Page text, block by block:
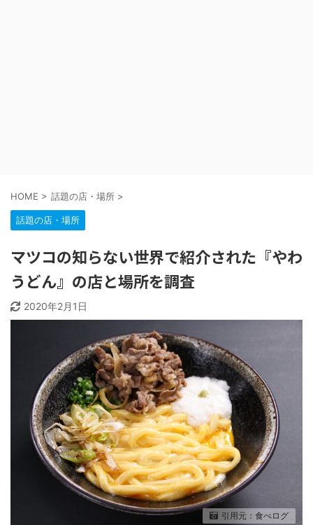
HOME > 話題の店・場所 >
話題の店・場所
マツコの知らない世界で紹介された『やわ
うどん』の店と場所を調査
2020年2月1日
引用元：食べログ